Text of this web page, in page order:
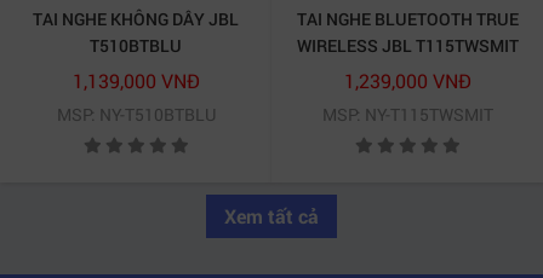
TAI NGHE KHÔNG DÂY JBL
T510BTBLU
1,139,000 VNĐ
MSP: NY-T510BTBLU
TAI NGHE BLUETOOTH TRUE
WIRELESS JBL T115TWSMIT
1,239,000 VNĐ
MSP: NY-T115TWSMIT
Xem tất cả